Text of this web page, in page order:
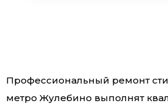
Профессиональный ремонт
метро Жулебино выполнят